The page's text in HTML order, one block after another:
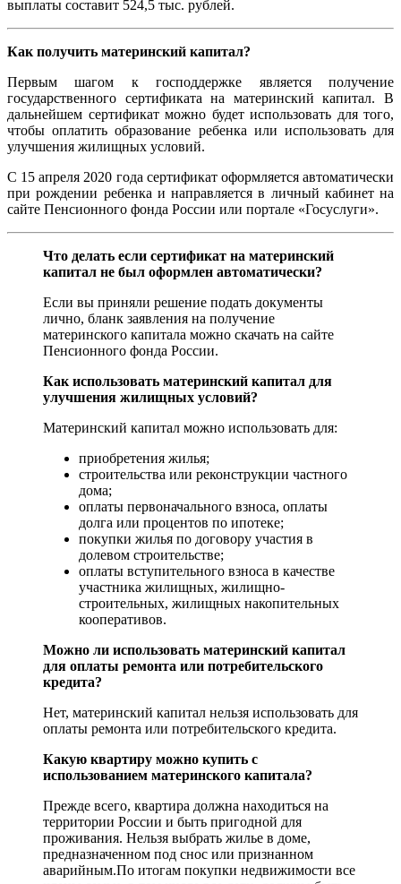
выплаты составит 524,5 тыс. рублей.
Как получить материнский капитал?
Первым шагом к господдержке является получение
государственного сертификата на материнский капитал. В
дальнейшем сертификат можно будет использовать для того,
чтобы оплатить образование ребенка или использовать для
улучшения жилищных условий.
С 15 апреля 2020 года сертификат оформляется автоматически
при рождении ребенка и направляется в личный кабинет на
сайте Пенсионного фонда России или портале «Госуслуги».
Что делать если сертификат на материнский
капитал не был оформлен автоматически?
Если вы приняли решение подать документы
лично, бланк заявления на получение
материнского капитала можно скачать на сайте
Пенсионного фонда России.
Как использовать материнский капитал для
улучшения жилищных условий?
Материнский капитал можно использовать для:
приобретения жилья;
строительства или реконструкции частного
дома;
оплаты первоначального взноса, оплаты
долга или процентов по ипотеке;
покупки жилья по договору участия в
долевом строительстве;
оплаты вступительного взноса в качестве
участника жилищных, жилищно-
строительных, жилищных накопительных
кооперативов.
Можно ли использовать материнский капитал
для оплаты ремонта или потребительского
кредита?
Нет, материнский капитал нельзя использовать для
оплаты ремонта или потребительского кредита.
Какую квартиру можно купить с
использованием материнского капитала?
Прежде всего, квартира должна находиться на
территории России и быть пригодной для
проживания. Нельзя выбрать жилье в доме,
предназначенном под снос или признанном
аварийным.По итогам покупки недвижимости все